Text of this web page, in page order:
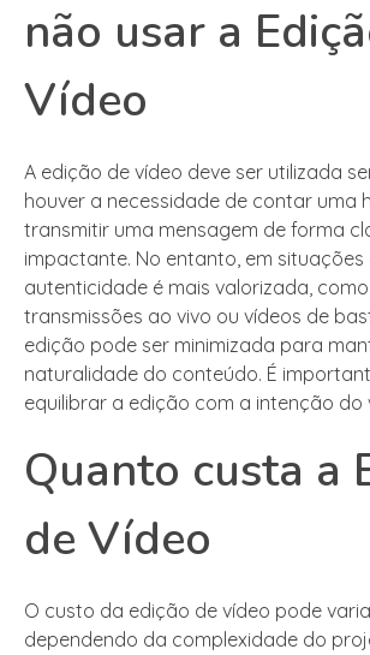
não usar a
Vídeo
A edição de vídeo deve ser utilizada
houver a necessidade de contar uma
transmitir uma mensagem de forma
impactante. No entanto, em situações
autenticidade é mais valorizada,
transmissões ao vivo ou vídeos de
edição pode ser minimizada para
naturalidade do conteúdo. É
equilibrar a edição com a intenção do
Quanto custa a
de Vídeo
O custo da edição de vídeo pode
dependendo da complexidade do